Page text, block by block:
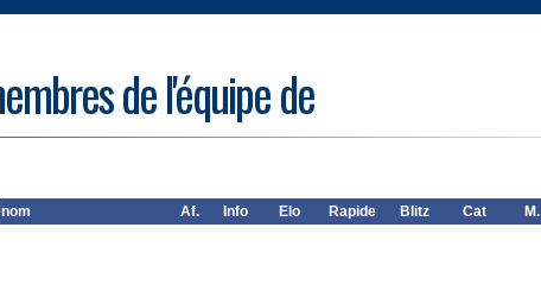
de l'équipe de
Af. Info Elo Rapide Blitz Cat M.